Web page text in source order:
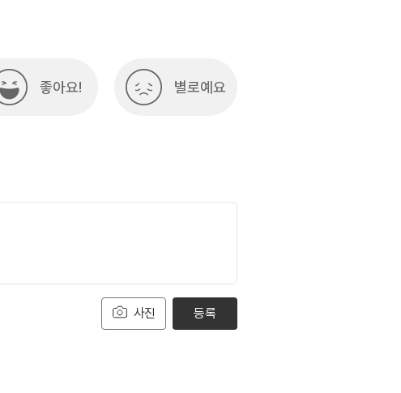
좋아요! 별로예요
사진 등록